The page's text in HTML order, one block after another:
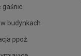
gaśnic
budynkach
ppoż.